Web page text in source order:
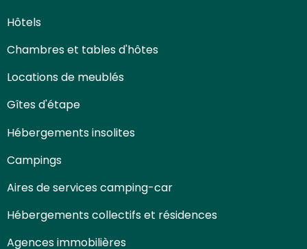
Hôtels
Chambres et tables d'hôtes
Locations de meublés
Gîtes d'étape
Hébergements insolites
Campings
Aires de services camping-car
Hébergements collectifs et résidences
Agences immobilières